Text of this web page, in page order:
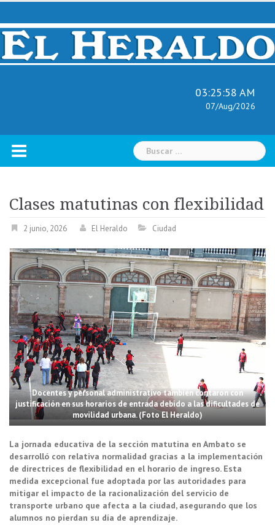
Skip
content
03:25:59 AM
07/Aug/2026
Buscar:
Clases matutinas con flexibilidad
2 junio, 2026 El Heraldo Ciudad
Docentes y personal administrativo también contaron con
justificación en sus horarios de entrada debido a las dificultades de
movilidad urbana. (Foto El Heraldo)
La jornada educativa de la sección matutina en Ambato se
desarrolló con relativa normalidad gracias a la implementación
de directrices de flexibilidad en el horario de ingreso. Esta
medida excepcional fue adoptada por las autoridades para
mitigar el impacto de la racionalización del servicio de
transporte urbano que afecta a la ciudad, asegurando que los
alumnos no pierdan su día de aprendizaje.